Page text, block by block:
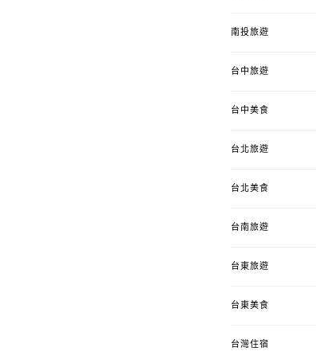
南投旅遊
台中旅遊
台中美食
台北旅遊
台北美食
台南旅遊
台東旅遊
台東美食
台灣住宿